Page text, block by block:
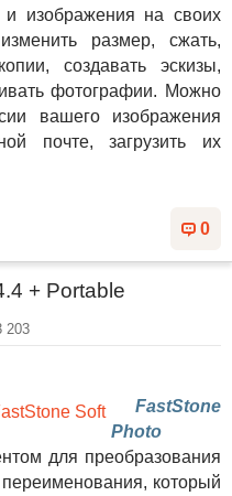
изображения на своих
размер, сжать,
создавать эскизы,
фотографии. Можно
вашего изображения
почте, загрузить их
0
+ Portable
203
FastStone
Photo
для преобразования
который